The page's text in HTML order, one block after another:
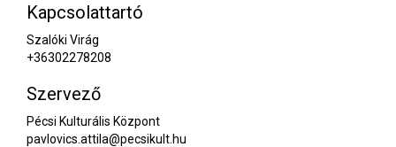
Kapcsolattartó
Szalóki Virág
+36302278208
Szervező
Pécsi Kulturális Központ
pavlovics.attila@pecsikult.hu